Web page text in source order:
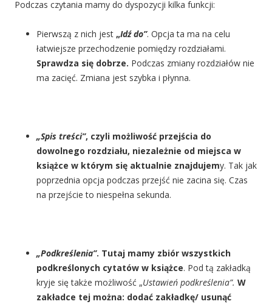
Podczas czytania mamy do dyspozycji kilka funkcji:
Pierwszą z nich jest „Idź do”. Opcja ta ma na celu
łatwiejsze przechodzenie pomiędzy rozdziałami.
Sprawdza się dobrze. Podczas zmiany rozdziałów nie
ma zacięć. Zmiana jest szybka i płynna.
„Spis treści”, czyli możliwość przejścia do
dowolnego rozdziału, niezależnie od miejsca w
książce w którym się aktualnie znajdujemy. Tak jak
poprzednia opcja podczas przejść nie zacina się. Czas
na przejście to niespełna sekunda.
„Podkreślenia”. Tutaj mamy zbiór wszystkich
podkreślonych cytatów w książce. Pod tą zakładką
kryje się także możliwość „Ustawień podkreślenia”. W
zakładce tej można: dodać zakładkę/ usunąć